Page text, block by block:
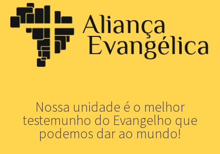
Nossa unidade é o melhor
testemunho do Evangelho que
podemos dar ao mundo!